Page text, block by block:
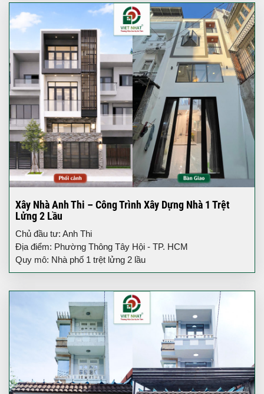
Xây Nhà Anh Thi – Công Trình Xây Dựng Nhà 1 Trệt
Lửng 2 Lầu
Chủ đầu tư: Anh Thi
Địa điểm: Phường Thông Tây Hội - TP. HCM
Quy mô: Nhà phố 1 trệt lửng 2 lầu